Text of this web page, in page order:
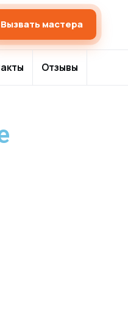
Вызвать мастера
Отзывы